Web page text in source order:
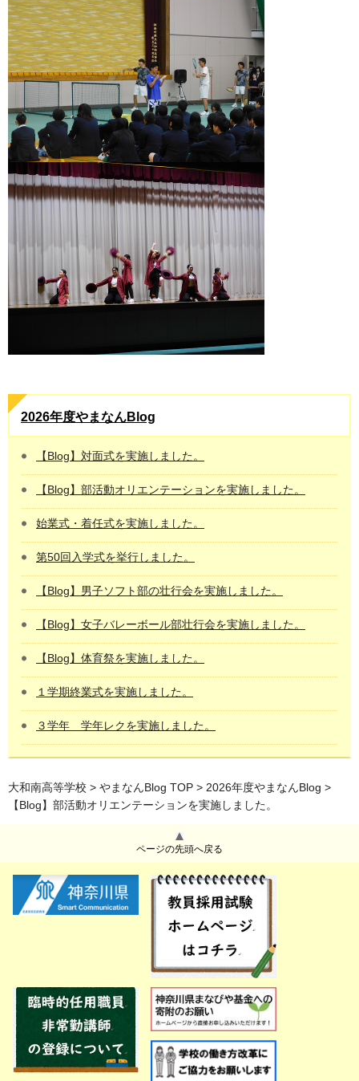
2026年度やまなんBlog
【Blog】対面式を実施しました。
【Blog】部活動オリエンテーションを実施しました。
始業式・着任式を実施しました。
第50回入学式を挙行しました。
【Blog】男子ソフト部の壮行会を実施しました。
【Blog】女子バレーボール部壮行会を実施しました。
【Blog】体育祭を実施しました。
１学期終業式を実施しました。
３学年 学年レクを実施しました。
大和南高等学校 > やまなんBlog TOP > 2026年度やまなんBlog >
【Blog】部活動オリエンテーションを実施しました。
ページの先頭へ戻る